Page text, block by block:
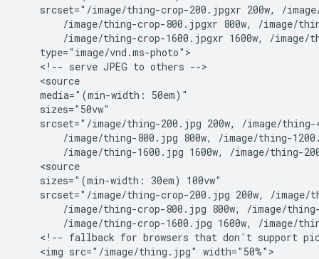
srcset="/image/thing-crop-200.jpgxr 200w, /
/image/thing-crop-800.jpgxr 800w, /image/
/image/thing-crop-1600.jpgxr 1600w, /image/
    type="image/vnd.ms-photo">
    <!-- serve JPEG to others -->
    <source
    media="(min-width: 50em)"
    sizes="50vw"
srcset="/image/thing-200.jpg 200w, /image/
/image/thing-800.jpg 800w, /image/thing-
/image/thing-1600.jpg 1600w, /image/thing-
    <source
    sizes="(min-width: 30em) 100vw"
srcset="/image/thing-crop-200.jpg 200w, /image/
/image/thing-crop-800.jpg 800w, /image/
/image/thing-crop-1600.jpg 1600w, /image/
<!-- fallback for browsers that don't support
    <img src="/image/thing.jpg" width="50%">